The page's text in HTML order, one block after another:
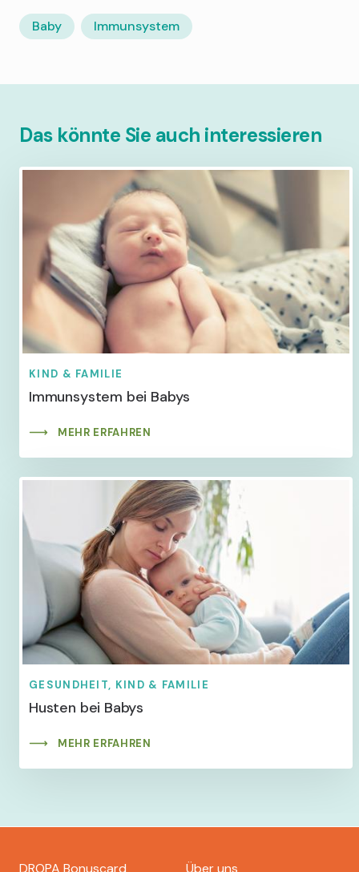
Baby Immunsystem
Das könnte Sie auch interessieren
KIND & FAMILIE
Immunsystem bei Babys
MEHR ERFAHREN
GESUNDHEIT, KIND & FAMILIE
Husten bei Babys
MEHR ERFAHREN
DROPA Bonuscard Über uns